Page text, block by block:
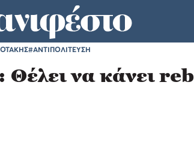
#ΑΝΤΙΠΟΛΙΤΕΥΣΗ
να κάνει